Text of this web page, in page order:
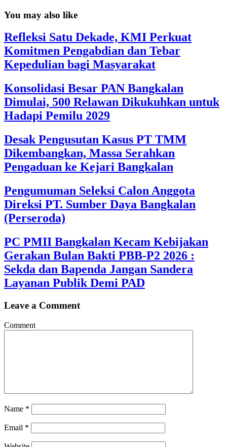
You may also like
Refleksi Satu Dekade, KMI Perkuat
Komitmen Pengabdian dan Tebar
Kepedulian bagi Masyarakat
Konsolidasi Besar PAN Bangkalan
Dimulai, 500 Relawan Dikukuhkan untuk
Hadapi Pemilu 2029
Desak Pengusutan Kasus PT TMM
Dikembangkan, Massa Serahkan
Pengaduan ke Kejari Bangkalan
Pengumuman Seleksi Calon Anggota
Direksi PT. Sumber Daya Bangkalan
(Perseroda)
PC PMII Bangkalan Kecam Kebijakan
Gerakan Bulan Bakti PBB-P2 2026 :
Sekda dan Bapenda Jangan Sandera
Layanan Publik Demi PAD
Leave a Comment
Comment
Name *
Email *